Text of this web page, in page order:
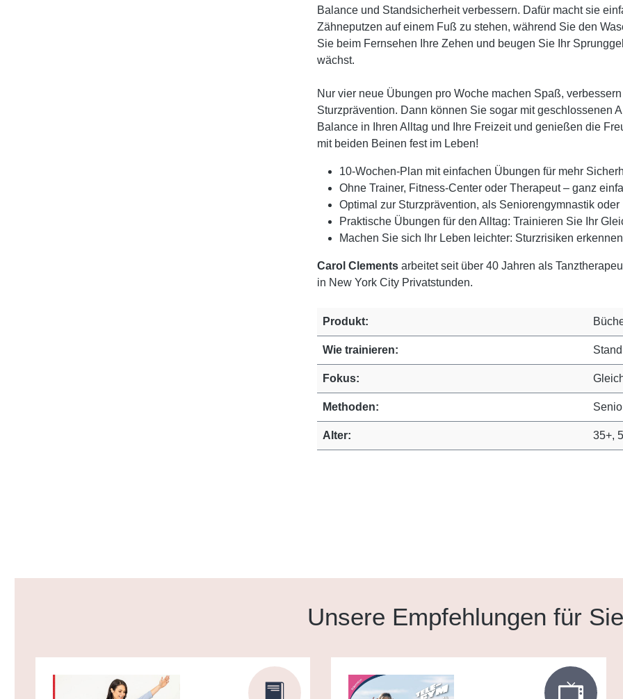
Balance und Standsicherheit verbessern. Dafür macht sie
Zähneputzen auf einem Fuß zu stehen, während Sie den
Sie beim Fernsehen Ihre Zehen und beugen Sie Ihr
wächst.
Nur vier neue Übungen pro Woche machen Spaß,
Sturzprävention. Dann können Sie sogar mit geschlossenen
Balance in Ihren Alltag und Ihre Freizeit und genießen die
mit beiden Beinen fest im Leben!
10-Wochen-Plan mit einfachen Übungen für mehr
Ohne Trainer, Fitness-Center oder Therapeut – ganz
Optimal zur Sturzprävention, als Seniorengymnastik oder
Praktische Übungen für den Alltag: Trainieren Sie Ihr
Machen Sie sich Ihr Leben leichter: Sturzrisiken
Carol Clementsarbeitet seit über 40 Jahren als
in New York City Privatstunden.
Produkt:
Wie trainieren:
Fokus:
Methoden:
Alter: 35+,
Unsere Empfehlungen für Sie